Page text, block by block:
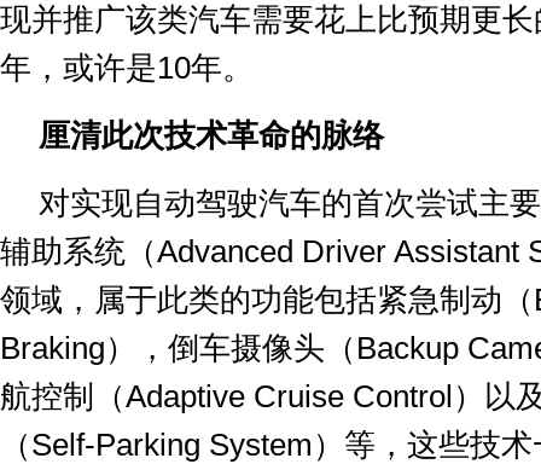
现并推广该类汽车需要花上比预期更
年，或许是10年。
厘清此次技术革命的脉络
对实现自动驾驶汽车的首次尝试主
辅助系统（Advanced Driver Assistant
领域，属于此类的功能包括紧急制动（
Braking），倒车摄像头（ Backup
航控制（Adaptive Cruise Control ）以
（Self-Parking System ）等，这些技